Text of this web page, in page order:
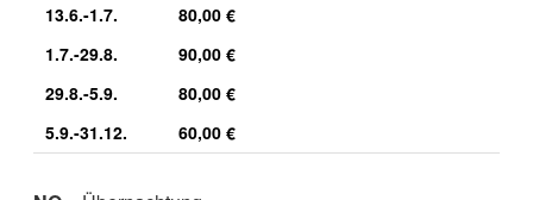
13.6.-1.7.
80,00 €
1.7.-29.8.
90,00 €
29.8.-5.9.
80,00 €
5.9.-31.12.
60,00 €